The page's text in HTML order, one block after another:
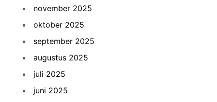
november 2025
oktober 2025
september 2025
augustus 2025
juli 2025
juni 2025